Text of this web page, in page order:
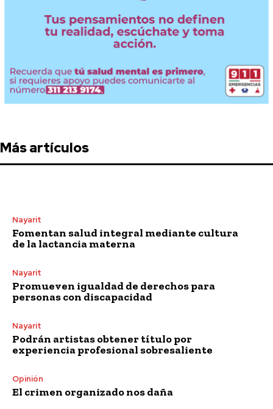
Más artículos
Nayarit
Fomentan salud integral mediante cultura
de la lactancia materna
Nayarit
Promueven igualdad de derechos para
personas con discapacidad
Nayarit
Podrán artistas obtener título por
experiencia profesional sobresaliente
Opinión
El crimen organizado nos daña